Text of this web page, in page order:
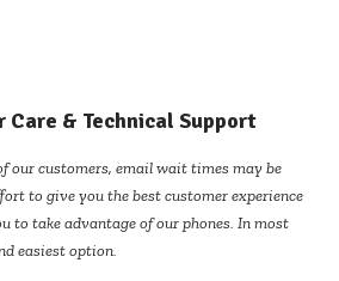
Care & Technical Support
our customers, email wait times may be
to give you the best customer experience
to take advantage of our phones. In most
easiest option.